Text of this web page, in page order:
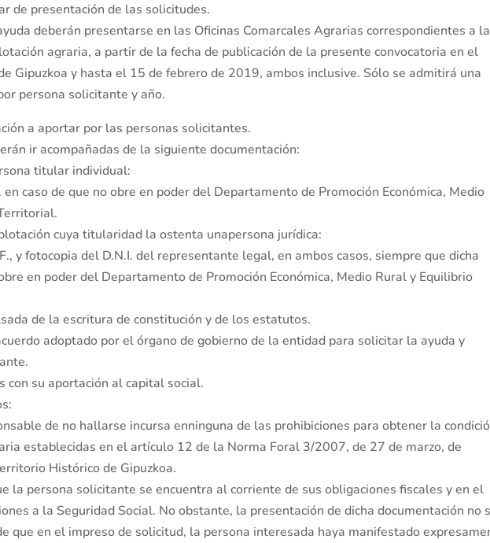
de presentación de las solicitudes.
deberán presentarse en las Oficinas Comarcales Agrarias correspondientes a la
agraria, a partir de la fecha de publicación de la presente convocatoria en el
Gipuzkoa y hasta el 15 de febrero de 2019, ambos inclusive. Sólo se admitirá una
persona solicitante y año.
a aportar por las personas solicitantes.
ir acompañadas de la siguiente documentación:
titular individual:
en caso de que no obre en poder del Departamento de Promoción Económica, Medio
cuya titularidad la ostenta unapersona jurídica:
y fotocopia del D.N.I. del representante legal, en ambos casos, siempre que dicha
en poder del Departamento de Promoción Económica, Medio Rural y Equilibrio
de la escritura de constitución y de los estatutos.
adoptado por el órgano de gobierno de la entidad para solicitar la ayuda y
con su aportación al capital social.
de no hallarse incursa enninguna de las prohibiciones para obtener la
establecidas en el artículo 12 de la Norma Foral 3/2007, de 27 de marzo, de
Histórico de Gipuzkoa.
la persona solicitante se encuentra al corriente de sus obligaciones fiscales y en el
a la Seguridad Social. No obstante, la presentación de dicha documentación no
que en el impreso de solicitud, la persona interesada haya manifestado